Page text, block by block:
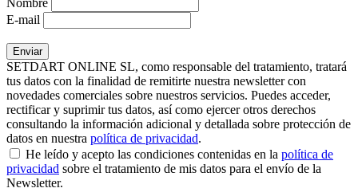
E-mail
SETDART ONLINE SL, como responsable del tratamiento, tratará
tus datos con la finalidad de remitirte nuestra newsletter con
novedades comerciales sobre nuestros servicios. Puedes acceder,
rectificar y suprimir tus datos, así como ejercer otros derechos
consultando la información adicional y detallada sobre protección de
datos en nuestra política de privacidad.
He leído y acepto las condiciones contenidas en la política de
privacidad sobre el tratamiento de mis datos para el envío de la
Newsletter.